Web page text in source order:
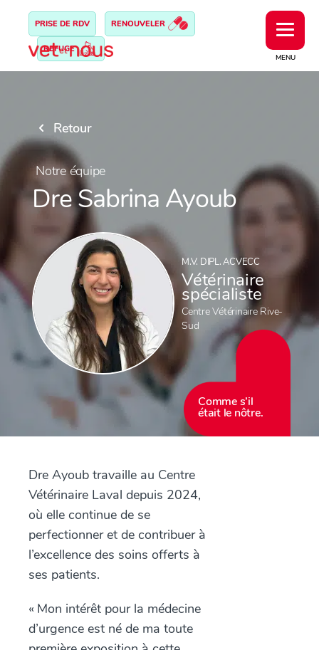
MENU
PRISE DE RDV RENOUVELER
REFUGE
Retour
Notre équipe
Dre Sabrina Ayoub
M.V. DIPL. ACVECC
Vétérinaire
spécialiste
Centre Vétérinaire Rive-
Sud
Comme s’il
était le nôtre.
Dre Ayoub travaille au Centre
Vétérinaire Laval depuis 2024,
où elle continue de se
perfectionner et de contribuer à
l’excellence des soins offerts à
ses patients.
« Mon intérêt pour la médecine
d’urgence est né de ma toute